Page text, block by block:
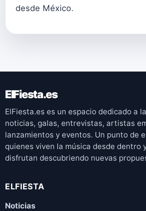
desde México.
ElFiesta.es
ElFiesta.es es un espacio dedicado a
noticias, galas, entrevistas, artistas
lanzamientos y eventos. Un punto de
quienes viven la música desde dentro
disfrutan descubriendo nuevas
ELFIESTA
Noticias